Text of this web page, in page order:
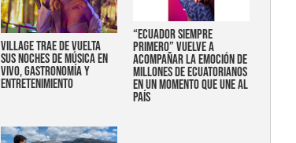
Village trae de vuelta
sus noches de música en
vivo, gastronomía y
entretenimiento
“Ecuador siempre
primero” vuelve a
acompañar la emoción de
millones de ecuatorianos
en un momento que une al
país